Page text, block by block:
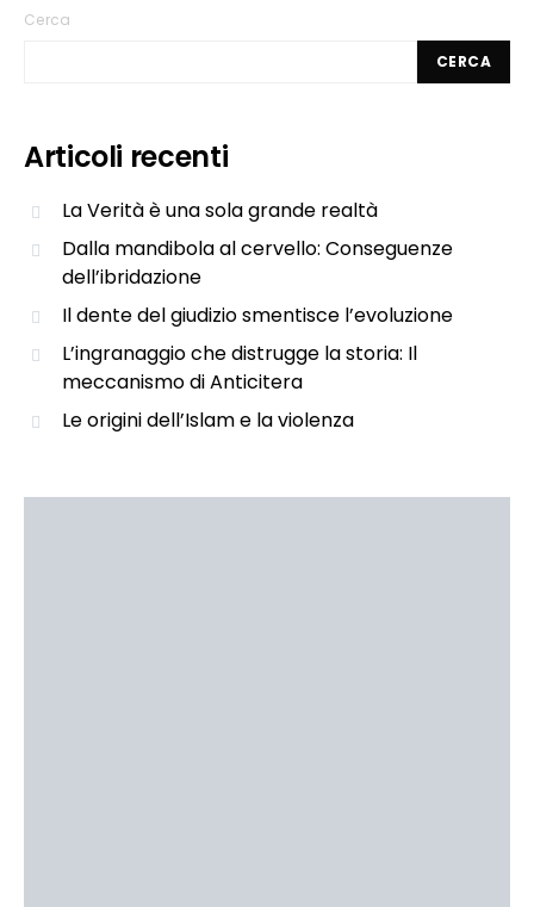
Cerca
CERCA
Articoli recenti
La Verità è una sola grande realtà
Dalla mandibola al cervello: Conseguenze
dell’ibridazione
Il dente del giudizio smentisce l’evoluzione
L’ingranaggio che distrugge la storia: Il
meccanismo di Anticitera
Le origini dell’Islam e la violenza